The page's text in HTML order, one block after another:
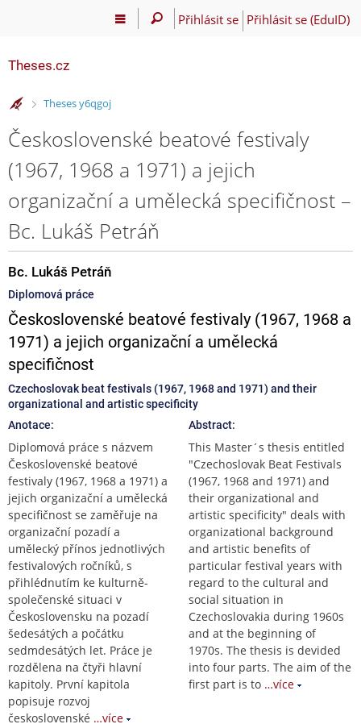
Přihlásit se Přihlásit se (EduID)
Theses.cz
>
Theses y6qgoj
Československé beatové festivaly
(1967, 1968 a 1971) a jejich
organizační a umělecká specifičnost –
Bc. Lukáš Petráň
Bc. Lukáš Petráň
Diplomová práce
Československé beatové festivaly (1967, 1968 a
1971) a jejich organizační a umělecká
specifičnost
Czechoslovak beat festivals (1967, 1968 and 1971) and their
organizational and artistic specificity
Anotace:
Diplomová práce s názvem
Československé beatové
festivaly (1967, 1968 a 1971) a
jejich organizační a umělecká
specifičnost se zaměřuje na
organizační pozadí a
umělecký přínos jednotlivých
festivalových ročníků, s
přihlédnutím ke kulturně-
společenské situaci v
Československu na pozadí
šedesátých a počátku
sedmdesátých let. Práce je
rozdělena na čtyři hlavní
kapitoly. První kapitola
popisuje rozvoj
československé …více
Abstract:
This Master´s thesis entitled
"Czechoslovak Beat Festivals
(1967, 1968 and 1971) and
their organizational and
artistic specificity" deals with
organizational background
and artistic benefits of
particular festival years with
regard to the cultural and
social situation in
Czechoslovakia during 1960s
and at the beginning of
1970s. The thesis is devided
into four parts. The aim of the
first part is to …více